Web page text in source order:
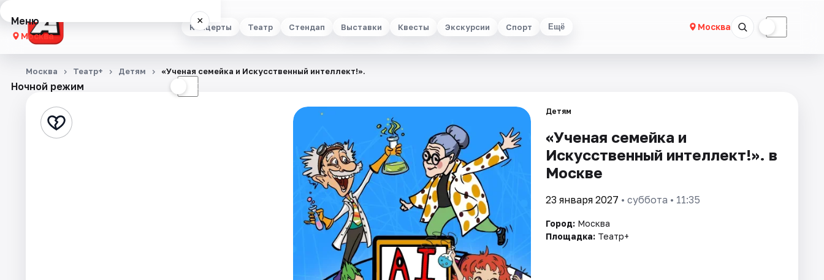
Концерты Театр Стендап Выставки Квесты Экскурсии Спорт Ещё Москва ☾
Меню ×
Москва
Концерты
Стендап
Ночной режим ☾
Москва Театр+ Детям «Ученая семейка и Искусственный интеллект!».
Детям
«Ученая семейка и
Искусственный интеллект!». в
Москве
23 января 2027 • суббота • 11:35
Город: Москва
Площадка: Театр+